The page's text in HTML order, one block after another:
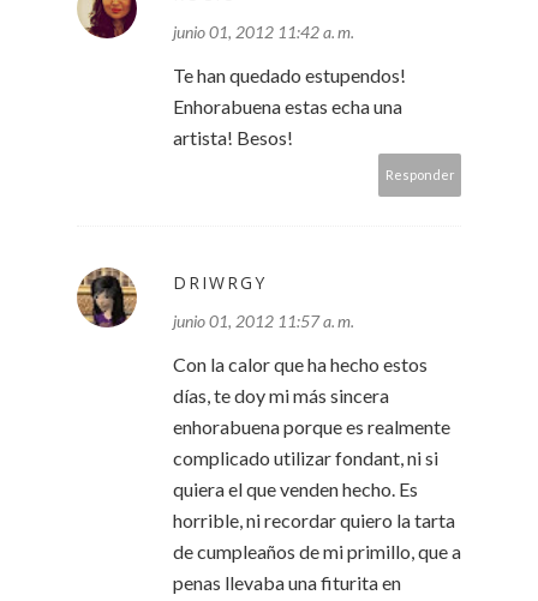
junio 01, 2012 11:42 a. m.
Te han quedado estupendos!
Enhorabuena estas echa una
artista! Besos!
Responder
DRIWRGY
junio 01, 2012 11:57 a. m.
Con la calor que ha hecho estos
días, te doy mi más sincera
enhorabuena porque es realmente
complicado utilizar fondant, ni si
quiera el que venden hecho. Es
horrible, ni recordar quiero la tarta
de cumpleaños de mi primillo, que a
penas llevaba una fiturita en